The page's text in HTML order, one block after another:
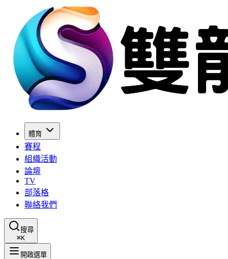
體育
賽程
組織活動
論壇
TV
部落格
聯絡我們
搜尋
⌘K
開啟選單